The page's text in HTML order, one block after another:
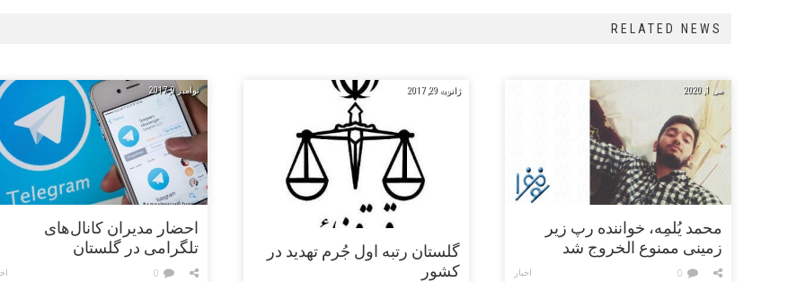
RELATED NEWS
می 1, 2020
محمد یُلمِه، خواننده رپ زیر
زمینی ممنوع الخروج شد
اخبار 0
ژانویه 29, 2017
گلستان رتبه اول جُرم تهدید در
کشور
نوامبر 9, 2017
احضار مدیران کانال‌های
تلگرامی در گلستان
0